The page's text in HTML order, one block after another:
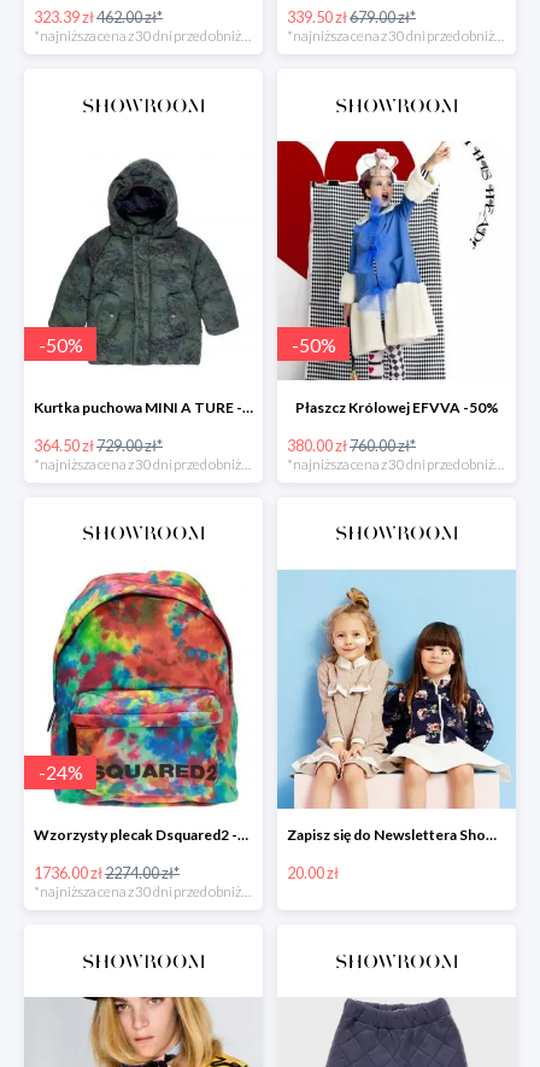
323.39 zł462.00 zł*
*najniższa cena z 30 dni przed obniżką
339.50 zł679.00 zł*
*najniższa cena z 30 dni przed obniżką
-50%
Kurtka puchowa MINI A TURE -50%
364.50 zł729.00 zł*
-50%
Płaszcz Królowej EFVVA -50%
380.00 zł760.00 zł*
-24%
Wzorzysty plecak Dsquared2 -24%
1736.00 zł2274.00 zł*
*najniższa cena z 30 dni przed obniżką
Zapisz się do Newslettera Showroom i odbierz 20 zł rabatu
20.00 zł